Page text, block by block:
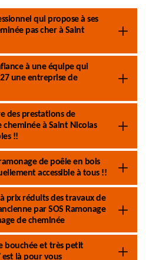
qui propose à ses
pas cher à Saint
à une équipe qui
une entreprise de
des prestations de
cheminée à Saint Nicolas
!!
de poêle en bois
accessible à tous !!
prix réduits des travaux de
par SOS Ramonage
de cheminée
bouchée et très petit
est là pour vous